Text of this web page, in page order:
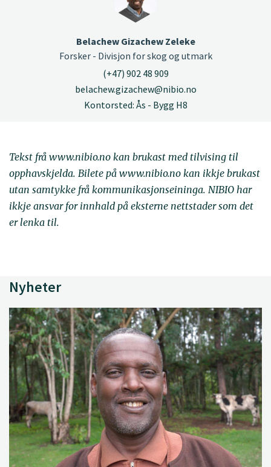
Belachew Gizachew Zeleke
Forsker - Divisjon for skog og utmark
(+47) 902 48 909
belachew.gizachew@nibio.no
Kontorsted: Ås - Bygg H8
Tekst frå www.nibio.no kan brukast med tilvising til
opphavskjelda. Bilete på www.nibio.no kan ikkje brukast
utan samtykke frå kommunikasjonseininga. NIBIO har
ikkje ansvar for innhald på eksterne nettstader som det
er lenka til.
Nyheter